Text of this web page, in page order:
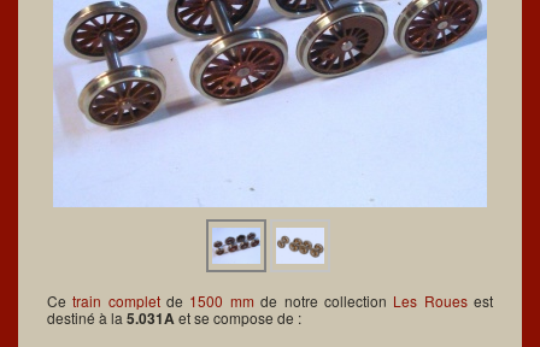
Cetrain completde 1500 mm de notre collection Les Rouesest
destiné à la 5.031Aet se compose de :